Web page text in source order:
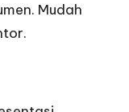
Mudah